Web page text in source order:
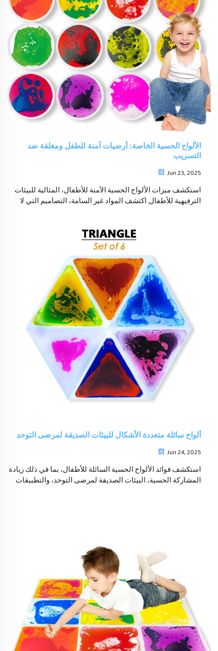
الألواح الحسية الخاصة: أرضيات آمنة للطفل ومغلقة ضد
التسريب
Jun 23, 2025
استكشف ميزات الألواح الحسية الآمنة للأطفال، المثالية للبيئات
الترفيهية للأطفال. اكتشف المواد غير السامة، التصاميم التي لا
للاضطرابات مثل التوحد وADHD، والتطبيقات في الفصول
ألواح سائلة متعددة الأشكال للبيئات الصديقة لمرضى التوحد
Jun 24, 2025
استكشف فوائد الألواح الحسية السائلة للأطفال، بما في ذلك زيادة
المشاركة الحسية، البيئات الصديقة لمرضى التوحد، والتطبيقات